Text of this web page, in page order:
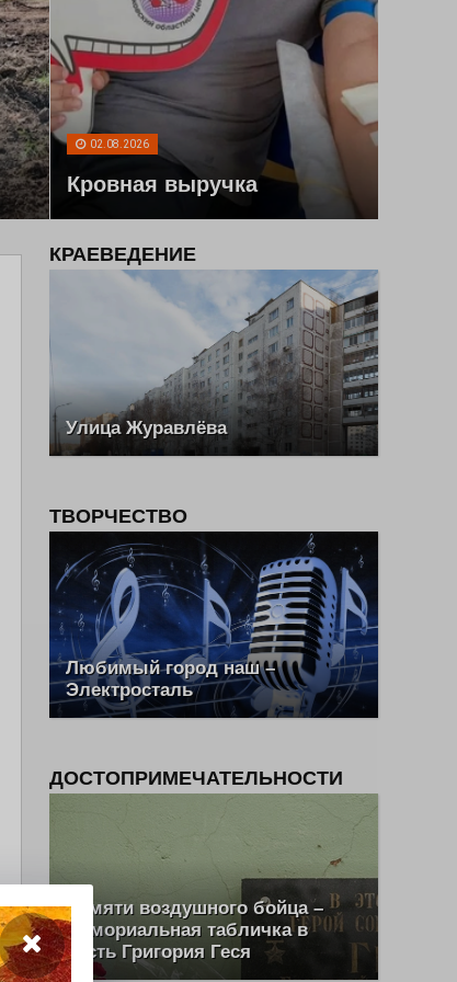
02.08.2026
Кровная выручка
КРАЕВЕДЕНИЕ
Улица Журавлёва
ТВОРЧЕСТВО
Любимый город наш –
Электросталь
ДОСТОПРИМЕЧАТЕЛЬНОСТИ
Памяти воздушного бойца –
мемориальная табличка в
честь Григория Геся